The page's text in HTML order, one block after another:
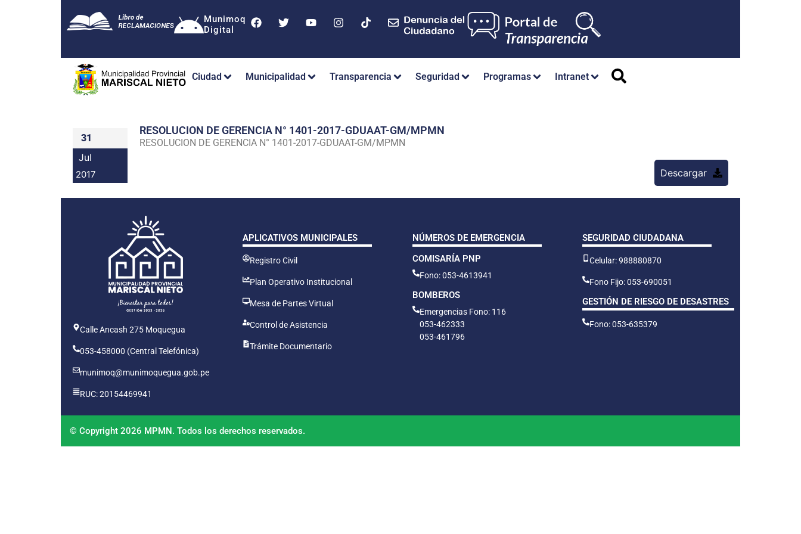
Munimoq
Digital
Ciudad Municipalidad Transparencia Seguridad Programas Intranet
31
Jul
2017
RESOLUCION DE GERENCIA N° 1401-2017-GDUAAT-GM/MPMN
RESOLUCION DE GERENCIA N° 1401-2017-GDUAAT-GM/MPMN
Descargar
Calle Ancash 275 Moquegua
053-458000 (Central Telefónica)
munimoq@munimoquegua.gob.pe
RUC: 20154469941
APLICATIVOS MUNICIPALES
Registro Civil
Plan Operativo Institucional
Mesa de Partes Virtual
Control de Asistencia
Trámite Documentario
NÚMEROS DE EMERGENCIA
COMISARÍA PNP
Fono: 053-4613941
BOMBEROS
Emergencias Fono: 116
053-462333
053-461796
SEGURIDAD CIUDADANA
Celular: 988880870
Fono Fijo: 053-690051
GESTIÓN DE RIESGO DE DESASTRES
Fono: 053-635379
© Copyright 2026 MPMN. Todos los derechos reservados.